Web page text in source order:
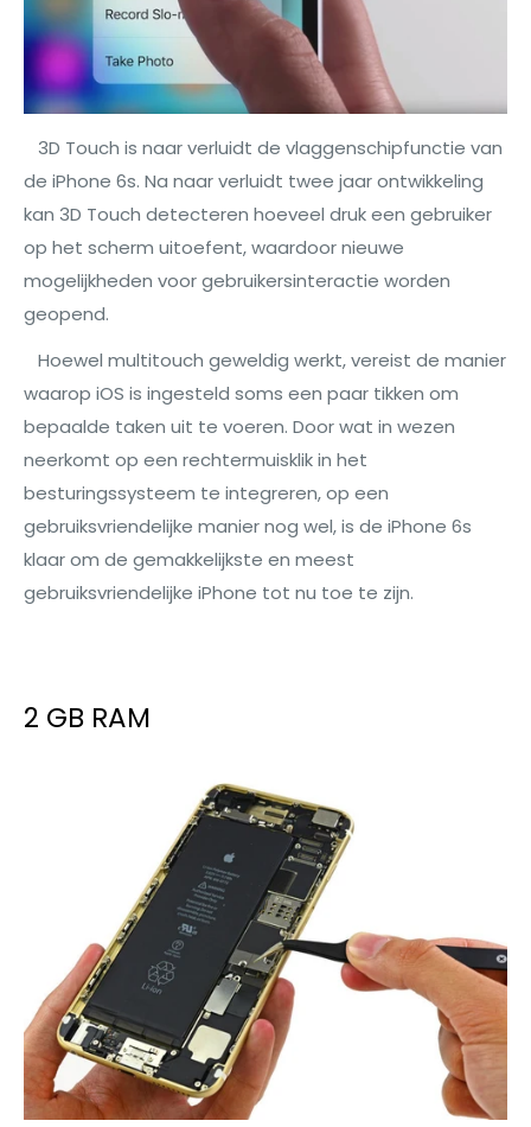
3D Touch is naar verluidt de vlaggenschipfunctie van
de iPhone 6s. Na naar verluidt twee jaar ontwikkeling
kan 3D Touch detecteren hoeveel druk een gebruiker
op het scherm uitoefent, waardoor nieuwe
mogelijkheden voor gebruikersinteractie worden
geopend.
Hoewel multitouch geweldig werkt, vereist de manier
waarop iOS is ingesteld soms een paar tikken om
bepaalde taken uit te voeren. Door wat in wezen
neerkomt op een rechtermuisklik in het
besturingssysteem te integreren, op een
gebruiksvriendelijke manier nog wel, is de iPhone 6s
klaar om de gemakkelijkste en meest
gebruiksvriendelijke iPhone tot nu toe te zijn.
2 GB RAM